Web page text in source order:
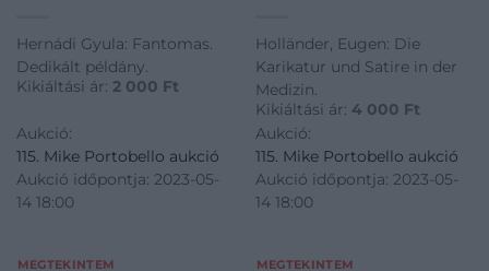
Hernádi Gyula: Fantomas.
Dedikált példány.
Kikiáltási ár: 2 000 Ft
Aukció:
115. Mike Portobello aukció
Aukció időpontja: 2023-05-
14 18:00
MEGTEKINTEM
Holländer, Eugen: Die
Karikatur und Satire in der
Medizin.
Kikiáltási ár: 4 000 Ft
Aukció:
115. Mike Portobello aukció
Aukció időpontja: 2023-05-
14 18:00
MEGTEKINTEM